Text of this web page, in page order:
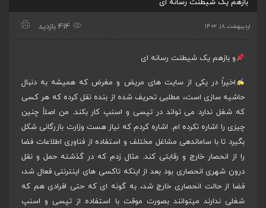
بازهم یک شیطنت رسانه ای
اردیبهشت ۱۸, ۱۴۰۲ 414 بازدید
و بازهم یک شیطنت رسانه ای
اخیراً در یکی از سایت های مریض و مغرض که همیشه به دنبال
حاشیه سازی است، مطلبی تحریف شده از بنده نقل کرده که هر کسی
که شغل ندارد می تواند در تپسی و اسنپ کار بکند. من اصلاً چنین
چیزی را اشاره نکرده ام. اشاره کردم که نیاز هست وزارت بازرگانی شکل
بگیرد تا با ساماندهی مشاغل مختلف و استفاده از فناوری اطلاعات فضا
را از انحصار خارج و رقابتی کند. مثال زدم که در گذشته حمل و نقل
درون شهری انحصاری بود بعد از اینکه تاکسی های اینترنتی فعال شد،
فضا از حالت انحصاری خارج شد، به گونه ای که حتی افرادی هم که
شغلی ندارند میتوانند بصورت موقت با استفاده از تپسی و اسنپ